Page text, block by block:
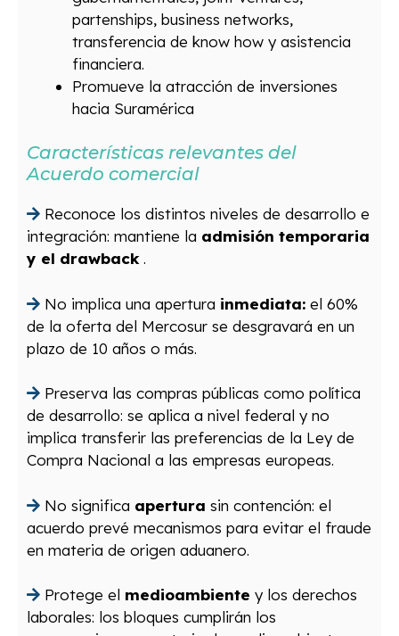
partenships, business networks,
transferencia de know how y asistencia
financiera.
Promueve la atracción de inversiones
hacia Suramérica
Características relevantes del
Acuerdo comercial
Reconoce los distintos niveles de desarrollo e
integración: mantiene la admisión temporaria
y el drawback.
No implica una apertura inmediata: el 60%
de la oferta del Mercosur se desgravará en un
plazo de 10 años o más.
Preserva las compras públicas como política
de desarrollo: se aplica a nivel federal y no
implica transferir las preferencias de la Ley de
Compra Nacional a las empresas europeas.
No significa apertura sin contención: el
acuerdo prevé mecanismos para evitar el fraude
en materia de origen aduanero.
Protege el medioambiente y los derechos
laborales: los bloques cumplirán los